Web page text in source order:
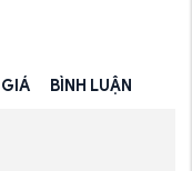
BÌNH LUẬN